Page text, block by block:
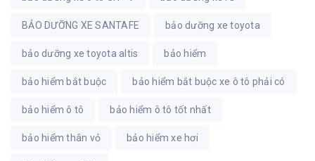
BẢO DƯỠNG XE SANTAFE bảo dưỡng xe toyota
bảo dưỡng xe toyota altis bảo hiểm
bảo hiểm bắt buộc bảo hiểm bắt buộc xe ô tô phải có
bảo hiểm ô tô bảo hiểm ô tô tốt nhất
bảo hiểm thân vỏ bảo hiểm xe hơi